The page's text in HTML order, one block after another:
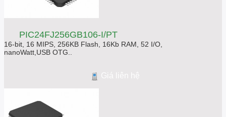
PIC24FJ256GB106-I/PT
16-bit, 16 MIPS, 256KB Flash, 16Kb RAM, 52 I/O,
nanoWatt,USB OTG..
Giá liên hệ